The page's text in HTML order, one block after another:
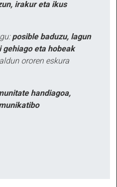
irakur eta ikus
posible baduzu, lagun
gehiago eta hobeak
ororen eskura
handiagoa,